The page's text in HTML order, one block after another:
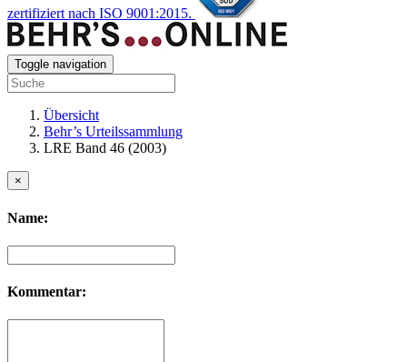
zertifiziert nach ISO 9001:2015.
Toggle navigation
Übersicht
Behr’s Urteilssammlung
LRE Band 46 (2003)
×
Name:
Kommentar: